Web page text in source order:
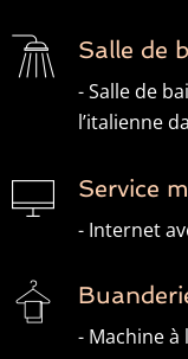
Salle de
- Salle de
l’italienne
Service
- Internet
- Machine à